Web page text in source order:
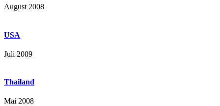
August 2008
USA
Juli 2009
Thailand
Mai 2008